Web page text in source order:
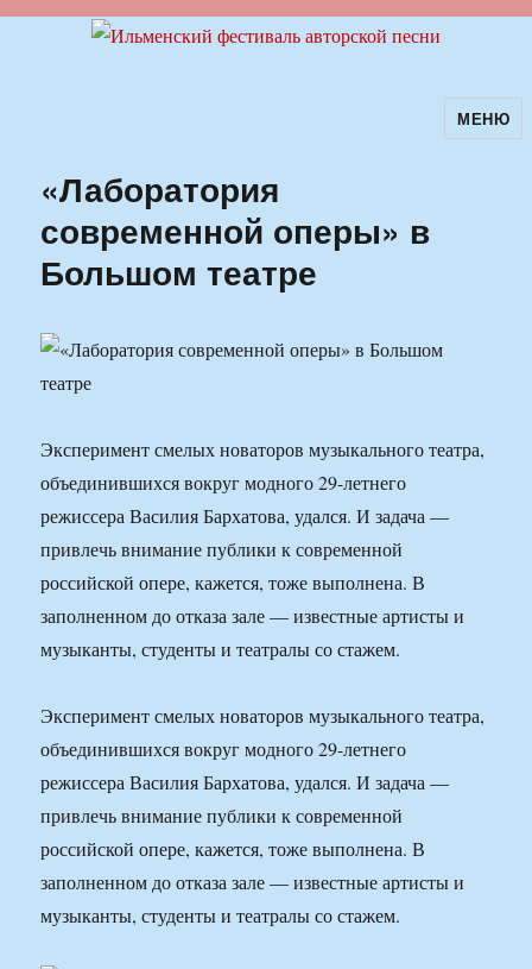
Ильменский фестиваль авторскойМЕНЮ
«Лаборатория
современной оперы» в
Большом театре
Эксперимент смелых новаторов музыкального театра,
объединившихся вокруг модного 29-летнего
режиссера Василия Бархатова, удался. И задача —
привлечь внимание публики к современной
российской опере, кажется, тоже выполнена. В
заполненном до отказа зале — известные артисты и
музыканты, студенты и театралы со стажем.
Эксперимент смелых новаторов музыкального театра,
объединившихся вокруг модного 29-летнего
режиссера Василия Бархатова, удался. И задача —
привлечь внимание публики к современной
российской опере, кажется, тоже выполнена. В
заполненном до отказа зале — известные артисты и
музыканты, студенты и театралы со стажем.